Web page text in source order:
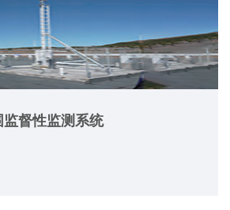
督性监测系统